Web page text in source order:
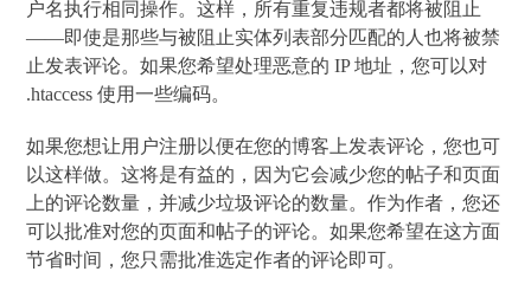
户名执行相同操作。这样，所有重复违规者都将被阻止
——即使是那些与被阻止实体列表部分匹配的人也将被禁
止发表评论。如果您希望处理恶意的 IP 地址，您可以对
.htaccess 使用一些编码。
如果您想让用户注册以便在您的博客上发表评论，您也可
以这样做。这将是有益的，因为它会减少您的帖子和页面
上的评论数量，并减少垃圾评论的数量。作为作者，您还
可以批准对您的页面和帖子的评论。如果您希望在这方面
节省时间，您只需批准选定作者的评论即可。